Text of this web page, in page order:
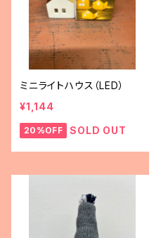
ミニライトハウス（LED）
¥1,144
20%OFF SOLD OUT